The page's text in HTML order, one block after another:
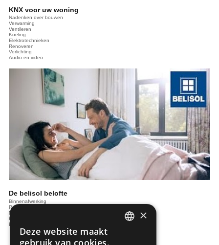
KNX voor uw woning
Nadenken over bouwen
Verwarming
Ventileren
Koeling
Elektrotechnieken
Renoveren
Verlichting
Audio en video
De belisol belofte
Binnenafwerking
Ramen en deuren
Nadenken over bouwen
Bouwen in de toekomst
Bouwen en de wet
×
Deze website maakt
gebruik van cookies.